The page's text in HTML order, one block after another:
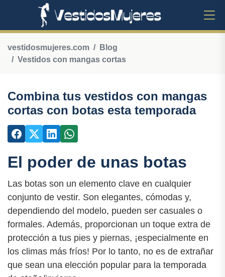
vestidosmujeres.com
Blog
Vestidos con mangas cortas
Combina tus vestidos con mangas
cortas con botas esta temporada
El poder de unas botas
Las botas son un elemento clave en cualquier
conjunto de vestir. Son elegantes, cómodas y,
dependiendo del modelo, pueden ser casuales o
formales. Además, proporcionan un toque extra de
protección a tus pies y piernas, ¡especialmente en
los climas más fríos! Por lo tanto, no es de extrañar
que sean una elección popular para la temporada